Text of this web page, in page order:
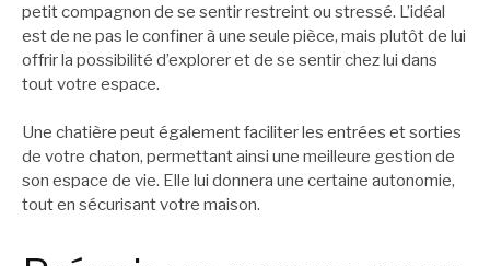
petit compagnon de se sentir restreint ou stressé. L’idéal
est de ne pas le confiner à une seule pièce, mais plutôt de lui
offrir la possibilité d’explorer et de se sentir chez lui dans
tout votre espace.
Une chatière peut également faciliter les entrées et sorties
de votre chaton, permettant ainsi une meilleure gestion de
son espace de vie. Elle lui donnera une certaine autonomie,
tout en sécurisant votre maison.